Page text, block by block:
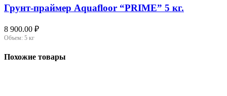
Грунт-праймер Aquafloor “PRIME” 5 кг.
8 900.00 ₽
Объем: 5 кг
Похожие товары